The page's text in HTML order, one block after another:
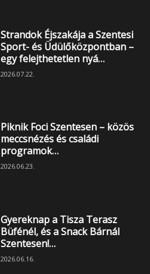
Strandok Éjszakája a Szentesi
Sport- és Üdülőközpontban –
egy felejthetetlen nyá…
2026.07.22.
Piknik Foci Szentesen – közös
meccsnézés és családi
programok…
2026.06.23.
Gyereknap a Tisza Terasz
Büfénél, és a Snack Bárnál
Szentesen!…
2026.06.16.